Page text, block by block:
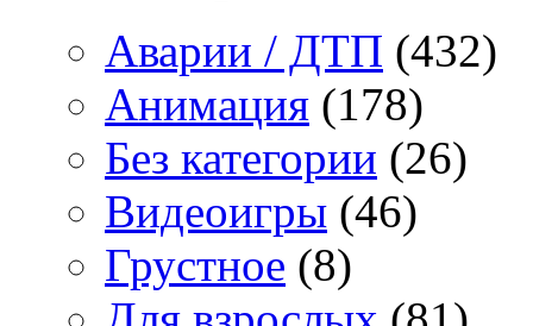
Аварии / ДТП (432)
Анимация (178)
Без категории (26)
Видеоигры (46)
Грустное (8)